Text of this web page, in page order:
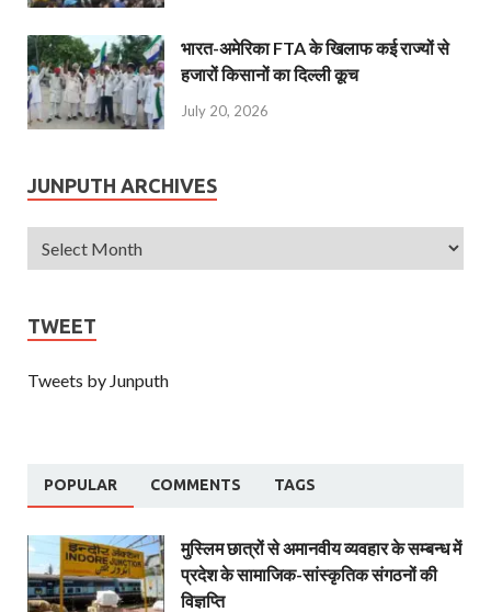
भारत-अमेरिका FTA के खिलाफ कई राज्यों से
हजारों किसानों का दिल्ली कूच
July 20, 2026
JUNPUTH ARCHIVES
TWEET
Tweets by Junputh
POPULAR COMMENTS TAGS
मुस्लिम छात्रों से अमानवीय व्यवहार के सम्बन्ध में
प्रदेश के सामाजिक-सांस्कृतिक संगठनों की
विज्ञप्ति